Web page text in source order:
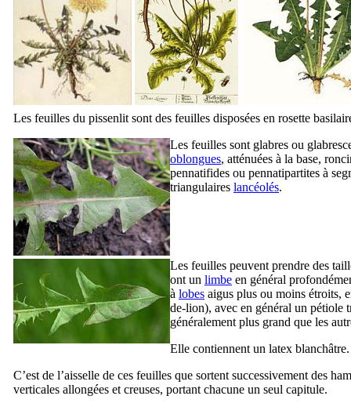
Les feuilles du pissenlit sont des feuilles disposées en rosette
Les feuilles sont glabres ou
oblongues, atténuées à la base,
pennatifides ou pennatipartites à
triangulaires lancéolés.
Les feuilles peuvent prendre des
ont un limbe en général
à lobes aigus plus ou moins étroits,
de-lion), avec en général un pétiole
généralement plus grand que les
Elle contiennent un latex blanchâtre.
C’est de l’aisselle de ces feuilles que sortent successivement des
verticales allongées et creuses, portant chacune un seul capitule.